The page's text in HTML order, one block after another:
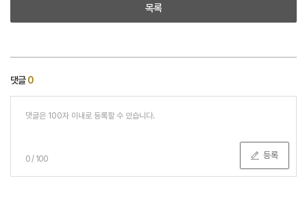
목록
댓글0
0 / 100 등록